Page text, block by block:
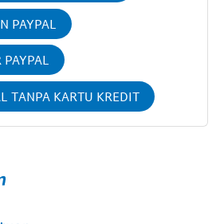
PAYPAL
PAYPAL
TANPA KARTU KREDIT